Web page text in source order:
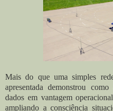
Mais do que uma simples
apresentada demonstrou
dados em vantagem
ampliando a consciência